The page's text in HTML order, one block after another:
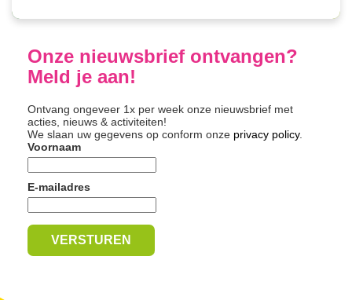
Onze nieuwsbrief ontvangen?
Meld je aan!
Ontvang ongeveer 1x per week onze nieuwsbrief met
acties, nieuws & activiteiten!
We slaan uw gegevens op conform onze privacy policy.
Voornaam
E-mailadres